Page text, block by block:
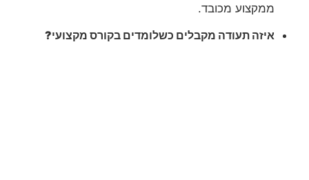
ממקצוע מכובד.
איזה תעודה מקבלים כשלומדים בקורס מקצועי?